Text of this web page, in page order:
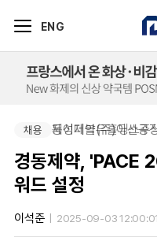
ENG
채용
채용 동성제약(주)아산공
경동제약, 'PACE
워드 설정
이석준 2025-09-03 12:00:01